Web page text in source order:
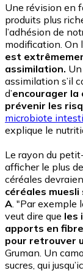
Une révision en
produits plus
l’adhésion de
modification. On
est
assimilation.
assimilation s’il
d’encourager la
prévenir les
microbiote
explique le
Le rayon du
afficher le plus
céréales
céréales
A . "Par exemple
veut dire que les
apports en
pour retrouver
Gruman. Un
sucres, qui